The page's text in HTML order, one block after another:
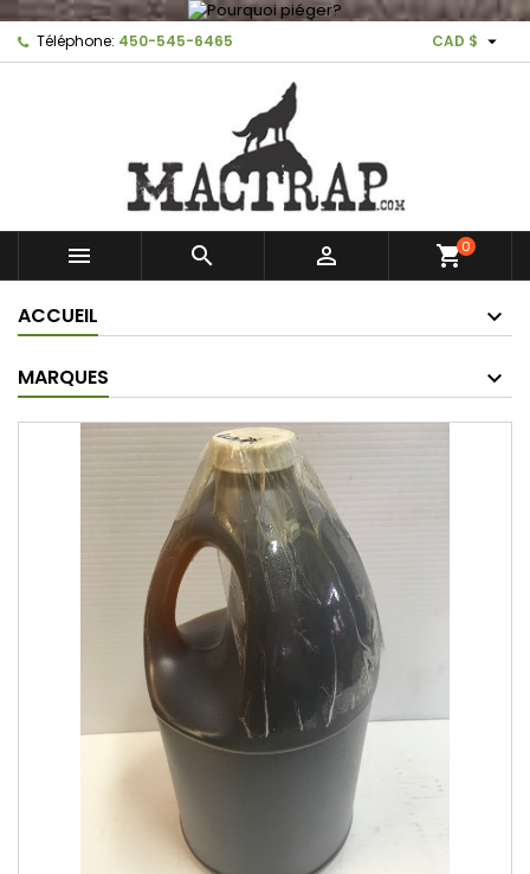
Téléphone: 450-545-6465 CAD $ 
   shopping_cart0
ACCUEIL
MARQUES